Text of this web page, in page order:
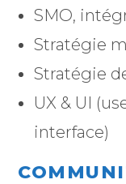
SMO,
Stratégie
Stratégie
UX & UI
interface)